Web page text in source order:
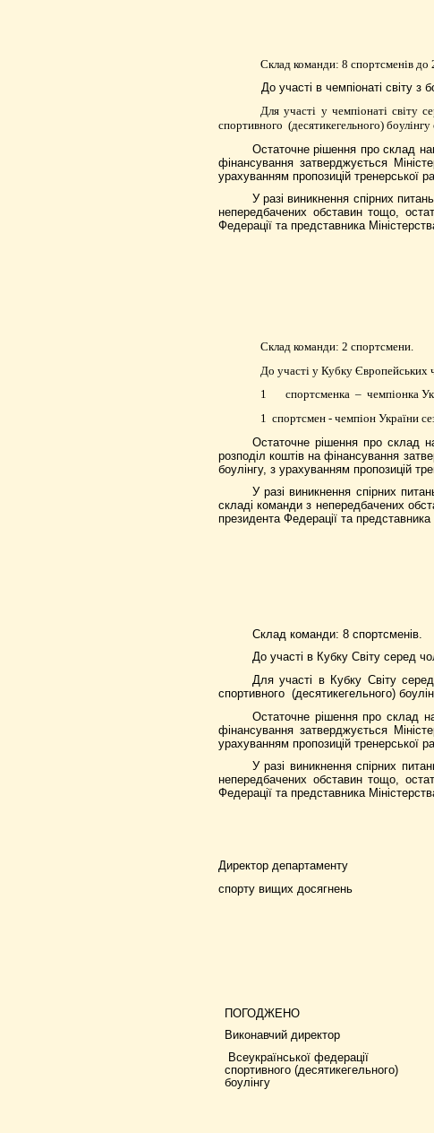
Склад команди: 8 спортсменів до
До участі в чемпіонаті світу з
Для участі у чемпіонаті світу
спортивного (десятикегельного)
Остаточне рішення про склад
фінансування затверджується
урахуванням пропозицій тренерської
У разі виникнення спірних
непередбачених обставин тощо,
Федерації та представника
Склад команди: 2 спортсмени.
До участі у Кубку Європейських
1
спортсменка – чемпіонка
1 спортсмен - чемпіон України
Остаточне рішення про склад
розподіл коштів на фінансування
боулінгу, з урахуванням пропозицій
У разі виникнення спірних
складі команди з непередбачених
президента Федерації та
Склад команди: 8 спортсменів.
До участі в Кубку Світу серед
Для участі в Кубку Світу
спортивного (десятикегельного)
Остаточне рішення про склад
фінансування затверджується
урахуванням пропозицій тренерської
У разі виникнення спірних
непередбачених обставин тощо,
Федерації та представника
Директор департаменту
спорту вищих досягнень
ПОГОДЖЕНО
Виконавчий директор
Всеукраїнської федерації
спортивного (десятикегельного)
боулінгу